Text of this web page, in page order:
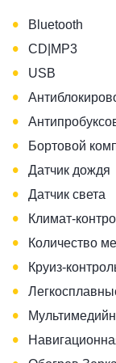
• Bluetooth
• CD|MP3
• USB
•
•
• Бортовой
• Датчик дождя
• Датчик света
• Климат-
• Количество
• Круиз-
•
•
•